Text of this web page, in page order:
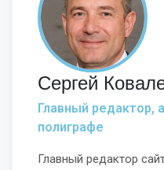
Сергей
Главный редактор,
полиграфе
Главный редактор